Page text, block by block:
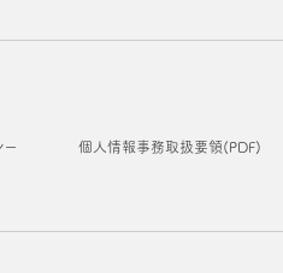
ー 個人情報事務取扱要領(PDF)